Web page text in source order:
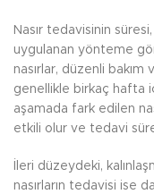
Nasır tedavisinin
uygulanan yönteme
nasırlar, düzenli bakım
genellikle birkaç hafta
aşamada fark edilen
etkili olur ve tedavi
İleri düzeydeki,
nasırların tedavisi ise